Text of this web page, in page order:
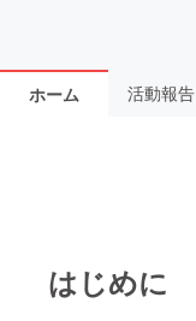
ホーム 活動報告
はじめに